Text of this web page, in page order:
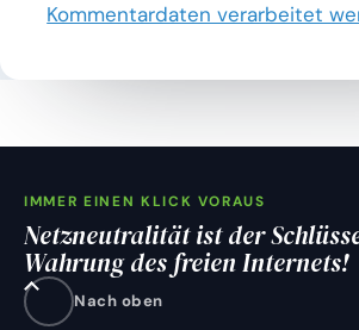
Kommentardaten verarbeitet
IMMER EINEN KLICK VORAUS
Netzneutralität ist der
Wahrung des freien Internets!
Nach oben